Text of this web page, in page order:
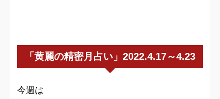
「黄麗の精密月占い」2022.4.17～4.23
今週は